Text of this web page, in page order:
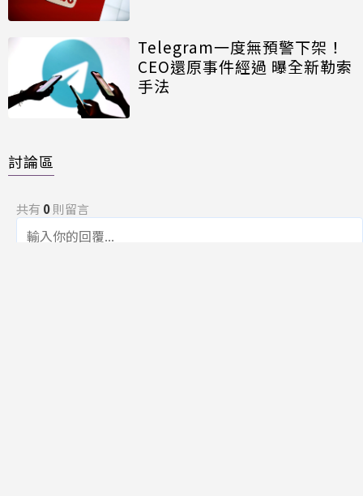
Telegram一度無預警下架！
CEO還原事件經過 曝全新勒索
手法
討論區
共有 0則留言